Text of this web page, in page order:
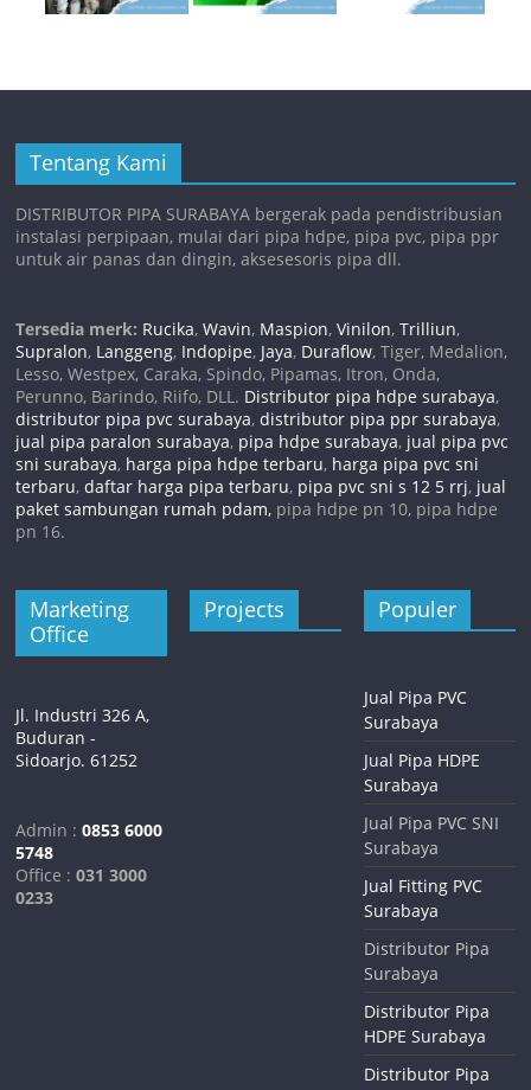
Tentang Kami
DISTRIBUTOR PIPA SURABAYA bergerak pada pendistribusian
instalasi perpipaan, mulai dari pipa hdpe, pipa pvc, pipa ppr
untuk air panas dan dingin, aksesesoris pipa dll.
Tersedia merk: Rucika,Wavin, Maspion,Vinilon,Trilliun,
Supralon, Langgeng, Indopipe, Jaya, Duraflow, Tiger, Medalion,
Lesso, Westpex, Caraka, Spindo, Pipamas, Itron, Onda,
Perunno, Barindo, Riifo, DLL. Distributor pipa hdpe surabaya,
distributor pipa pvc surabaya,distributor pipa ppr surabaya,
jual pipa paralon surabaya, pipa hdpe surabaya, jual pipa pvc
sni surabaya, harga pipa hdpe terbaru, harga pipa pvc sni
terbaru,daftar harga pipa terbaru, pipa pvc sni s 12 5 rrj, jual
paket sambungan rumah pdam, pipa hdpe pn 10, pipa hdpe
pn 16.
Marketing
Office
Jl. Industri 326 A,
Buduran -
Sidoarjo. 61252
Admin :0853 6000
5748
Office : 031 3000
0233
Projects Populer
Jual Pipa PVC
Surabaya
Jual Pipa HDPE
Surabaya
Jual Pipa PVC SNI
Surabaya
Jual Fitting PVC
Surabaya
Distributor Pipa
Surabaya
Distributor Pipa
HDPE Surabaya
Distributor Pipa